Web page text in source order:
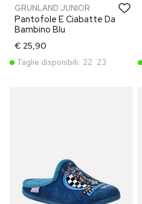
GRUNLAND JUNIOR
Pantofole E Ciabatte Da
Bambino Blu
€ 25,90
Taglie disponibili: 22 23